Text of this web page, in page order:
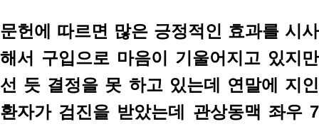
문헌에 따르면 많은 긍정적인 효과를 시사
해서 구입으로 마음이 기울어지고 있지만
선 듯 결정을 못 하고 있는데 연말에 지인
환자가 검진을 받았는데 관상동맥 좌우 7